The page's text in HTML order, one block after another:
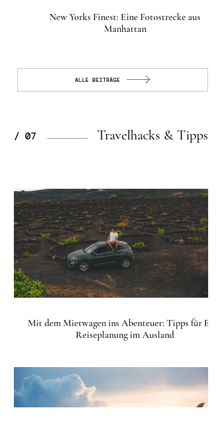
New Yorks Finest: Eine Fotostrecke aus
Manhattan
ALLE BEITRÄGE
/ 07 Travelhacks & Tipps
Mit dem Mietwagen ins Abenteuer: Tipps für Eure
Reiseplanung im Ausland